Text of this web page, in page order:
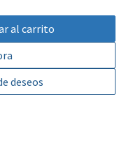
al carrito
deseos